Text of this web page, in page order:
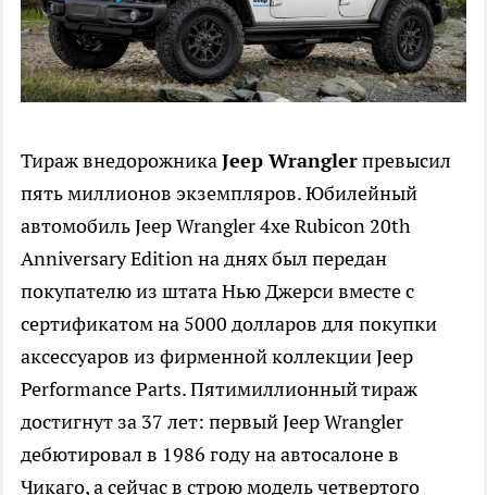
Тираж внедорожникаJeep Wranglerпревысил
пять миллионов экземпляров. Юбилейный
автомобиль Jeep Wrangler 4xe Rubicon 20th
Anniversary Edition на днях был передан
покупателю из штата Нью Джерси вместе с
сертификатом на 5000 долларов для покупки
аксессуаров из фирменной коллекции Jeep
Performance Parts. Пятимиллионный тираж
достигнут за 37 лет: первый Jeep Wrangler
дебютировал в 1986 году на автосалоне в
Чикаго, а сейчас в строю модель четвертого